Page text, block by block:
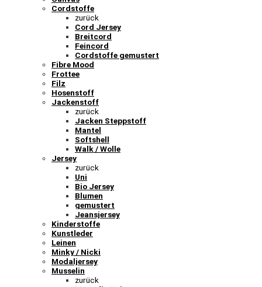
Cordstoffe
zurück
Cord Jersey
Breitcord
Feincord
Cordstoffe gemustert
Fibre Mood
Frottee
Filz
Hosenstoff
Jackenstoff
zurück
Jacken Steppstoff
Mantel
Softshell
Walk / Wolle
Jersey
zurück
Uni
Bio Jersey
Blumen
gemustert
Jeansjersey
Kinderstoffe
Kunstleder
Leinen
Minky / Nicki
Modaljersey
Musselin
zurück